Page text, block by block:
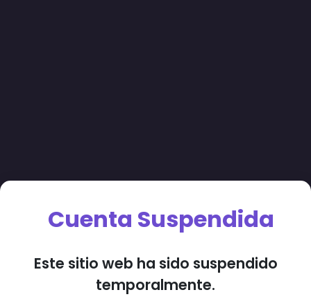
Cuenta Suspendida
Este sitio web ha sido suspendido
temporalmente.